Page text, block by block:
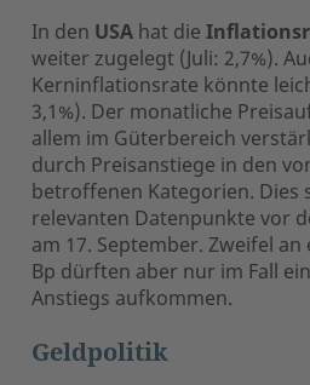
In den USA hat die
weiter zugelegt (Juli: 2,7%).
Kerninflationsrate könnte
3,1%). Der monatliche
allem im Güterbereich
durch Preisanstiege in den
betroffenen Kategorien. Dies
relevanten Datenpunkte vor
am 17. September. Zweifel
Bp dürften aber nur im Fall
Anstiegs aufkommen.
Geldpolitik